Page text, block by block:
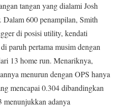
tangan yang dialami Josh
Dalam 600 penampilan, Smith
di posisi utility, kendati
paruh pertama musim dengan
13 home run. Menariknya,
menurun dengan OPS hanya
mencapai 0.304 dibandingkan
menunjukkan adanya